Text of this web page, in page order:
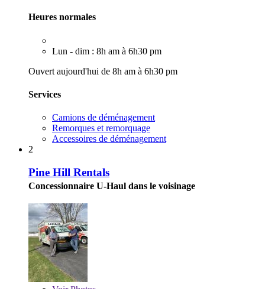
Heures normales
Lun - dim : 8h am à 6h30 pm
Ouvert aujourd'hui de 8h am à 6h30 pm
Services
Camions de déménagement
Remorques et remorquage
Accessoires de déménagement
2
Pine Hill Rentals
Concessionnaire U-Haul dans le voisinage